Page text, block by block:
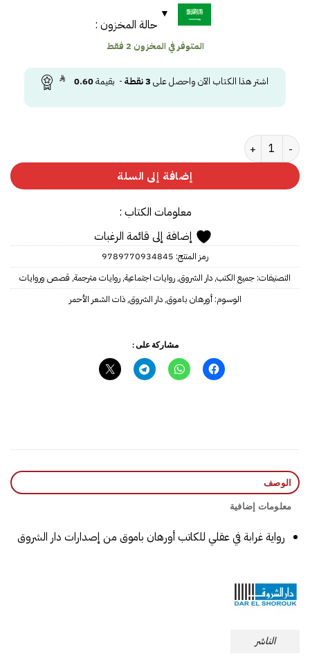
حالة المخزون :
المتوفر في المخزون 2 فقط
اشتر هذا الكتاب الآن واحصل على 3نقطة- بقيمة0.60
كمية ذات الشعر الأحمر
إضافة إلى السلة
معلومات الكتاب :
إضافة إلى قائمة الرغبات
رمز المنتج: 9789770934845
التصنيفات: جميع الكتب,دار الشروق,روايات اجتماعية,روايات مترجمة, قصص وروايات
الوسوم:أورهان باموق,دار الشروق,ذات الشعر الأحمر
مشاركة على :
الوصف
معلومات إضافية
رواية غرابة في عقلي للكاتب ‎أورهان باموق‎ من إصدارات دار الشروق
الناشر